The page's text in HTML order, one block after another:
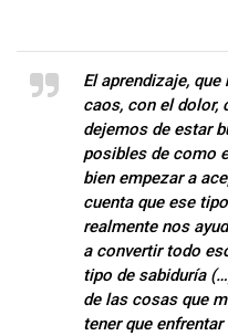
El aprendizaje,
caos, con el dolor,
dejemos de estar
posibles de como
bien empezar a
cuenta que ese
realmente nos
a convertir todo
tipo de sabiduría
de las cosas que
tener que